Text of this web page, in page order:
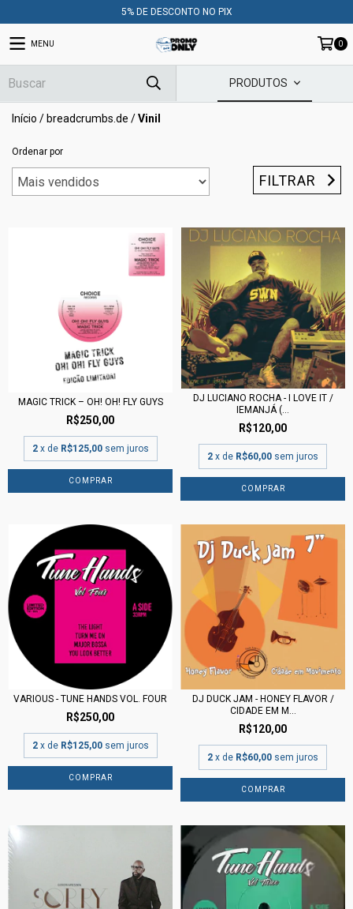
5% DE DESCONTO NO PIX
MENU 0
PRODUTOS
Início / breadcrumbs.de /Vinil
Ordenar por
FILTRAR
MAGIC TRICK – OH! OH! FLY GUYS
R$250,00
2 x de R$125,00 sem juros
DJ LUCIANO ROCHA - I LOVE IT /
IEMANJÁ (...
R$120,00
2 x de R$60,00 sem juros
VARIOUS - TUNE HANDS VOL. FOUR
R$250,00
2 x de R$125,00 sem juros
DJ DUCK JAM - HONEY FLAVOR /
CIDADE EM M...
R$120,00
2 x de R$60,00 sem juros